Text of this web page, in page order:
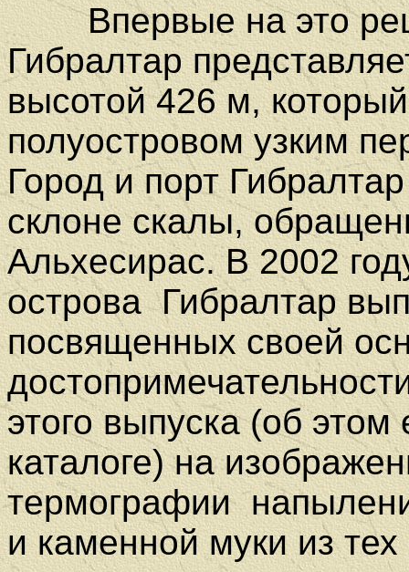
Впервые на это
Гибралтар
высотой 426 м,
полуостровом узким
Город и порт
склоне скалы,
Альхесирас. В2002
острова Гибралтар
посвященных своей
этого выпуска (об
каталоге) на
термографии
и каменной муки из